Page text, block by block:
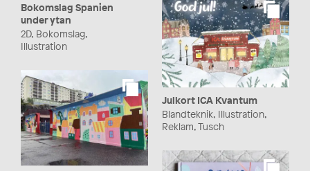
Bokomslag Spanien
under ytan
2D, Bokomslag,
Illustration
Julkort ICA Kvantum
Blandteknik, Illustration,
Reklam, Tusch